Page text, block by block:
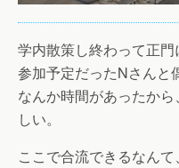
学内散策し終わって正
参加予定だったNさんと
なんか時間があったか
しい。
ここで合流できるなん